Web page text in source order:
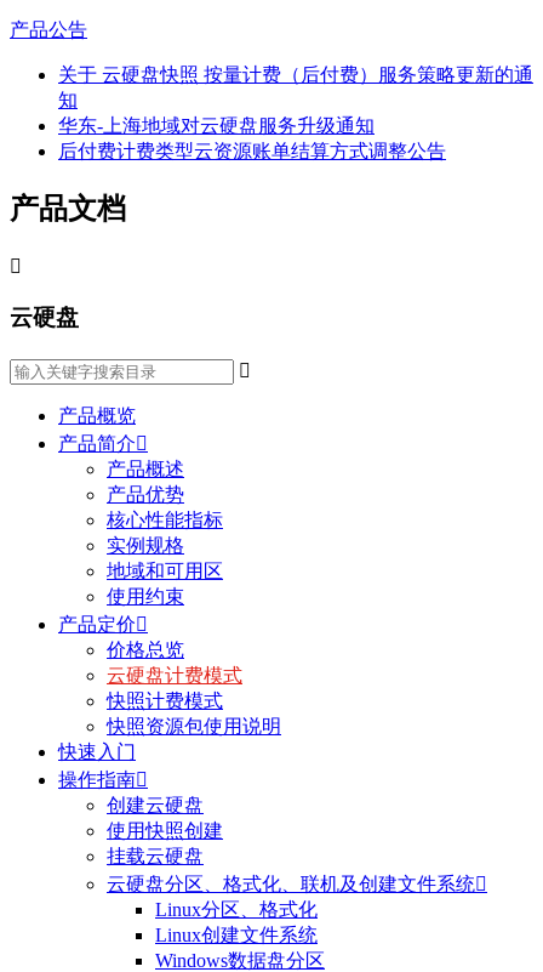
产品公告
关于 云硬盘快照 按量计费（后付费）服务策略更新的通
知
华东-上海地域对云硬盘服务升级通知
后付费计费类型云资源账单结算方式调整公告
产品文档

云硬盘

产品概览
产品简介
产品概述
产品优势
核心性能指标
实例规格
地域和可用区
使用约束
产品定价
价格总览
云硬盘计费模式
快照计费模式
快照资源包使用说明
快速入门
操作指南
创建云硬盘
使用快照创建
挂载云硬盘
云硬盘分区、格式化、联机及创建文件系统
Linux分区、格式化
Linux创建文件系统
Windows数据盘分区